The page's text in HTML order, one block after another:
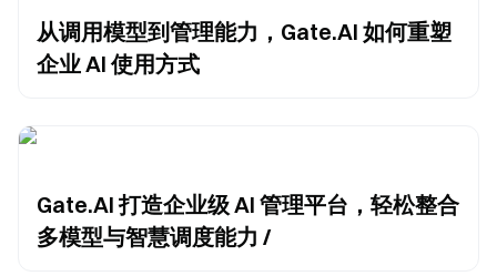
从调用模型到管理能力，Gate.AI 如何重塑
企业 AI 使用方式
Gate.AI 打造企业级 AI 管理平台，轻松整合
多模型与智慧调度能力 /